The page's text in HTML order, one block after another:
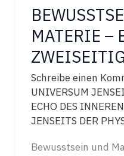
MATERIE –
Schreibe einen
UNIVERSUM
ECHO DES INNEREN
JENSEITS DER
Bewusstsein und